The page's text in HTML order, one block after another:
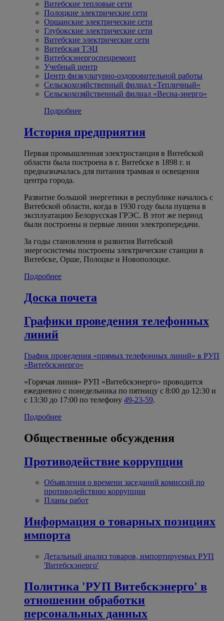
Витебские тепловые сети
Полоцкие электрические сети
Оршанские электрические сети
Глубокские электрические сети
Витебские электрические сети
Витебская ТЭЦ
Витебскэнергоспецремонт
Учебный центр
Центр физкультурно-оздоровительной работы
Сельскохозяйственный филиал «Тепличный»
Сельскохозяйственный филиал «Весна-энерго»
Подробнее
История предприятия
Первая промышленная электростанция в Витебской
области была построена в г. Витебске в 1898 г. и
предназначалась для питания трамвая и освещения
центра города.
Развитие большой энергетики в республике началось с
Витебской области, когда в 1930 году была пущена в
эксплуатацию Белорусская ГРЭС. В этот же период
были построены и первые линии электропередачи.
За годы становления и развития Витебской
энергосистемы построены электрические станции в
Витебске, Орше, Полоцке и Новополоцке.
Подробнее
Доска почета
Графики проведения телефонных
линий
График проведения «прямых телефонных линий» в РУП
«Витебскэнерго»
«Горячая линия» РУП «Витебскэнерго» проводится
ежедневно с понедельника по пятницу с 8:00 до 12:30 и
с 13:30 до 17:00 по телефону 49-23-59.
Подробнее
Общественные обсуждения
Противодействие коррупции
Объявления о времени заседаний комиссий по
противодействию коррупции
Планы работ
Информация о товарных позициях
импорта
Детальный анализ товаров, импортируемых РУП
'Витебскэнерго'
Политика 'РУП Витебскэнерго' в
отношении обработки
персональных данных